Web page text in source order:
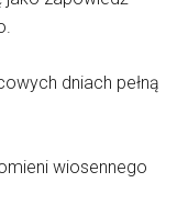
dniach pełną
wiosennego